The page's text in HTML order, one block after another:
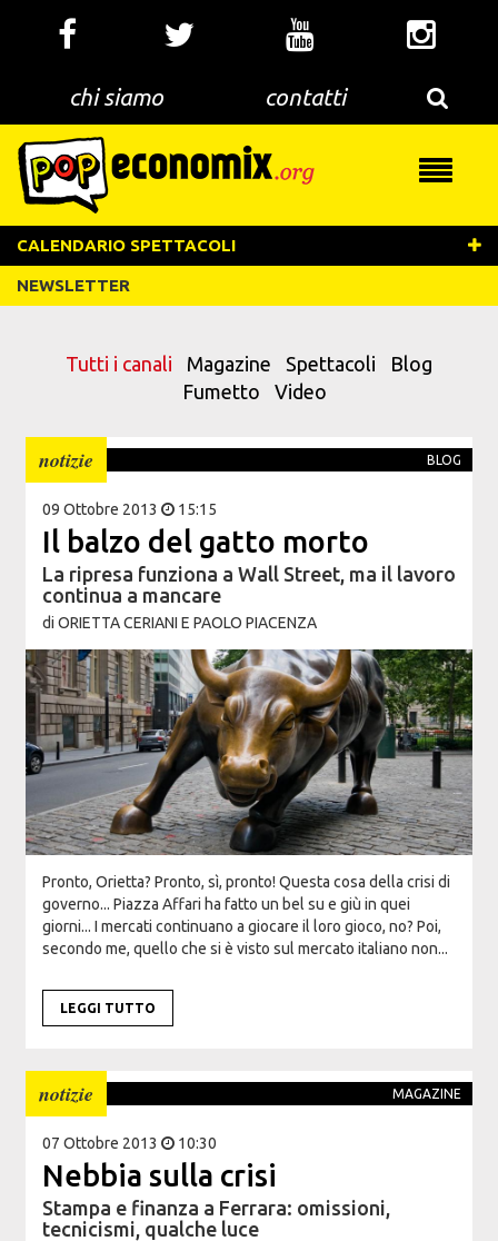
chi siamo contatti
Toggle
CALENDARIO SPETTACOLI
NEWSLETTER
Tutti i canali Magazine Spettacoli
Blog
Fumetto
Video
notizie BLOG
09 Ottobre 2013 15:15
Il balzo del gatto morto
La ripresa funziona a Wall Street, ma il lavoro
continua a mancare
di ORIETTA CERIANI E PAOLO PIACENZA
Pronto, Orietta? Pronto, sì, pronto! Questa cosa della crisi di
governo... Piazza Affari ha fatto un bel su e giù in quei
giorni... I mercati continuano a giocare il loro gioco, no? Poi,
secondo me, quello che si è visto sul mercato italiano non...
LEGGI TUTTO
notizie MAGAZINE
07 Ottobre 2013 10:30
Nebbia sulla crisi
Stampa e finanza a Ferrara: omissioni,
tecnicismi, qualche luce